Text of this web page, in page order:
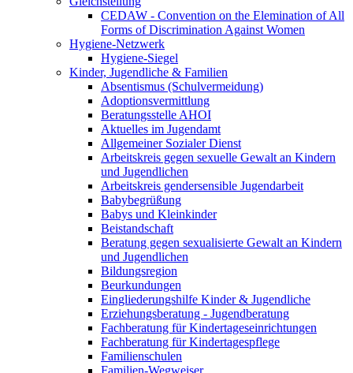
CEDAW - Convention on the Elemination of All
Forms of Discrimination Against Women
Hygiene-Netzwerk
Hygiene-Siegel
Kinder, Jugendliche & Familien
Absentismus (Schulvermeidung)
Adoptionsvermittlung
Beratungsstelle AHOI
Aktuelles im Jugendamt
Allgemeiner Sozialer Dienst
Arbeitskreis gegen sexuelle Gewalt an Kindern
und Jugendlichen
Arbeitskreis gendersensible Jugendarbeit
Babybegrüßung
Babys und Kleinkinder
Beistandschaft
Beratung gegen sexualisierte Gewalt an Kindern
und Jugendlichen
Bildungsregion
Beurkundungen
Eingliederungshilfe Kinder & Jugendliche
Erziehungsberatung - Jugendberatung
Fachberatung für Kindertageseinrichtungen
Fachberatung für Kindertagespflege
Familienschulen
Familien-Wegweiser